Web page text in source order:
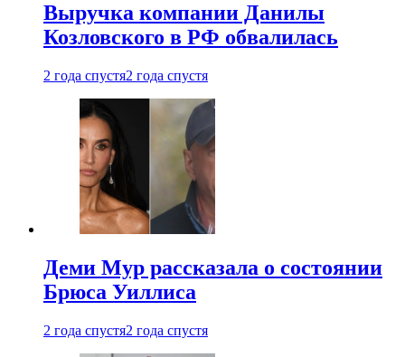
Выручка компании Данилы
Козловского в РФ обвалилась
2 года спустя2 года спустя
Деми Мур рассказала о состоянии
Брюса Уиллиса
2 года спустя2 года спустя